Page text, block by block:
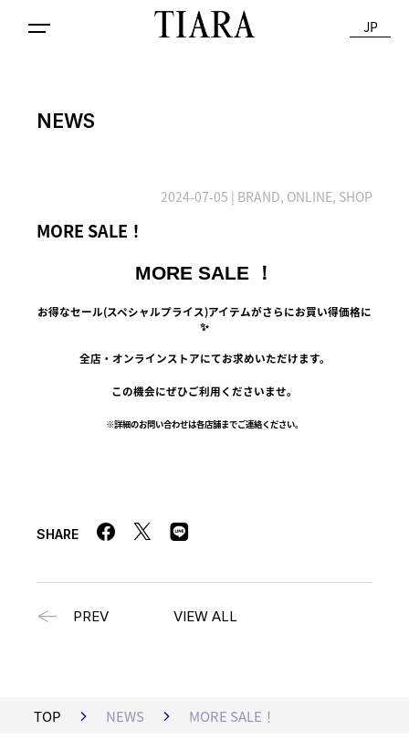
JP
NEWS
2024-07-05 | BRAND, ONLINE, SHOP
MORE SALE！
MORE SALE ！
お得なセール(スペシャルプライス)アイテムがさらにお買い得価格に
✨
全店・オンラインストアにてお求めいただけます。
この機会にぜひご利用くださいませ。
※詳細のお問い合わせは各店舗までご連絡ください。
SHARE
PREV VIEW ALL
TOP NEWS MORE SALE！